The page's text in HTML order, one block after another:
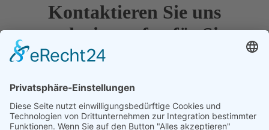
Kontaktieren Sie uns
und wir werfen für Sie
das Seil aus.
Diese E-Mail-Adresse ist vor Spambots geschützt! Zur Anzeige
muss JavaScript eingeschaltet sein.
+49 (0) 7544 - 96791 20